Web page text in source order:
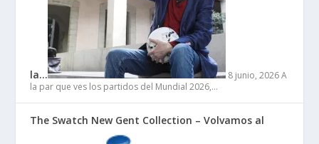
la… 8 junio, 2026 A
la par que ves los partidos del Mundial 2026,…
The Swatch New Gent Collection – Volvamos al